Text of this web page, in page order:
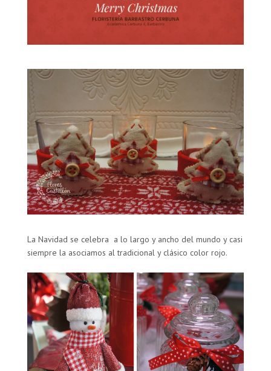
La Navidad se celebra a lo largo y ancho del mundo y casi
siempre la asociamos al tradicional y clásico color rojo.